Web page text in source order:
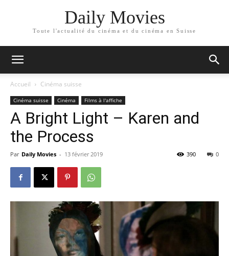
Daily Movies
Toute l'actualité du cinéma et du cinéma en Suisse
Accueil Cinéma suisse
Cinéma suisse Cinéma Films à l'affiche
A Bright Light – Karen and
the Process
Par Daily Movies - 13 février 2019 0
390